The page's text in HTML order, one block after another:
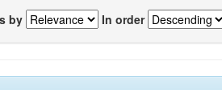
by In order